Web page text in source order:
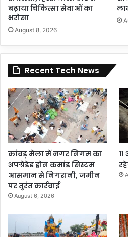
बढ़ाया चिकित्सा सेवाओं का
भरोसा
August 8, 2026
Recent Tech News
कांवड़ मेला में नगर निगम का
अपग्रेडेड ड्रोन कमांड सिस्टम
आसमान से निगरानी, जमीन
पर तुरंत कार्रवाई
August 6, 2026